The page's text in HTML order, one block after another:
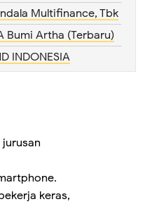
Multifinance, Tbk
Bumi Artha (Terbaru)
INDONESIA
jurusan
keras,